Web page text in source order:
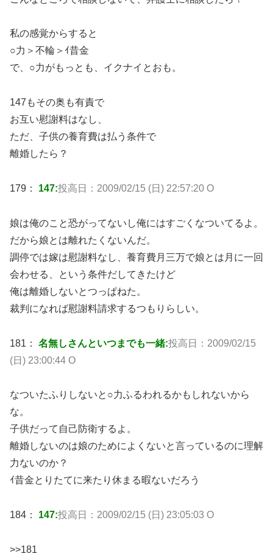
私の感覚からすると
○力＞不輪＞ｲ昔金
で、○力がもっとも、イクナイとおも。
147もその奥も有責で
お互い慰謝料はなし、
ただ、子供の養育費は払う条件で
離婚したら？
179： 147:投高日：2009/02/15 (日) 22:57:20 O
娘は俺のこと恐がってないし俺にはすごくなついてるよ。
だから娘とは離れたくないんだ。
調停では嫁は慰謝料なし、養育費月三万で娘とは月に一回
会わせる、という条件だしてきたけど
俺は離婚しないとつっぱねた。
裁判になれば慰謝料請求するつもりらしい。
181： 名無しさんといつまでも一緒:投高日：2009/02/15
(日) 23:00:44 O
なついたふりしないと○力ふるわれるかもしれないから
な。
子供だって自己防衛するよ。
離婚しないのは娘のためによくないと言っているのに理解
力ないのか？
ｲ昔金とりたてに来たり休まる暇ないだろう
184： 147:投高日：2009/02/15 (日) 23:05:03 O
>>181